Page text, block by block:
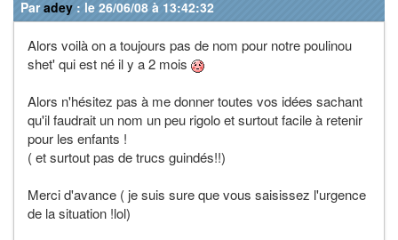
Paradey : le 26/06/08 à 13:42:32
Alors voilà on a toujours pas de nom pour notre poulinou
shet' qui est né il y a 2 mois
Alors n'hésitez pas à me donner toutes vos idées sachant
qu'il faudrait un nom un peu rigolo et surtout facile à retenir
pour les enfants !
( et surtout pas de trucs guindés!!)
Merci d'avance ( je suis sure que vous saisissez l'urgence
de la situation !lol)